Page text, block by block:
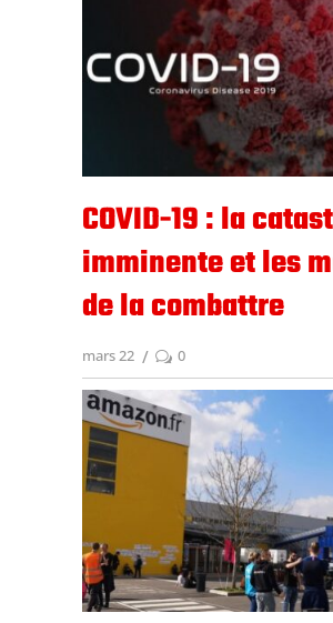
COVID-19 : la
imminente et les
de la combattre
mars 22 0